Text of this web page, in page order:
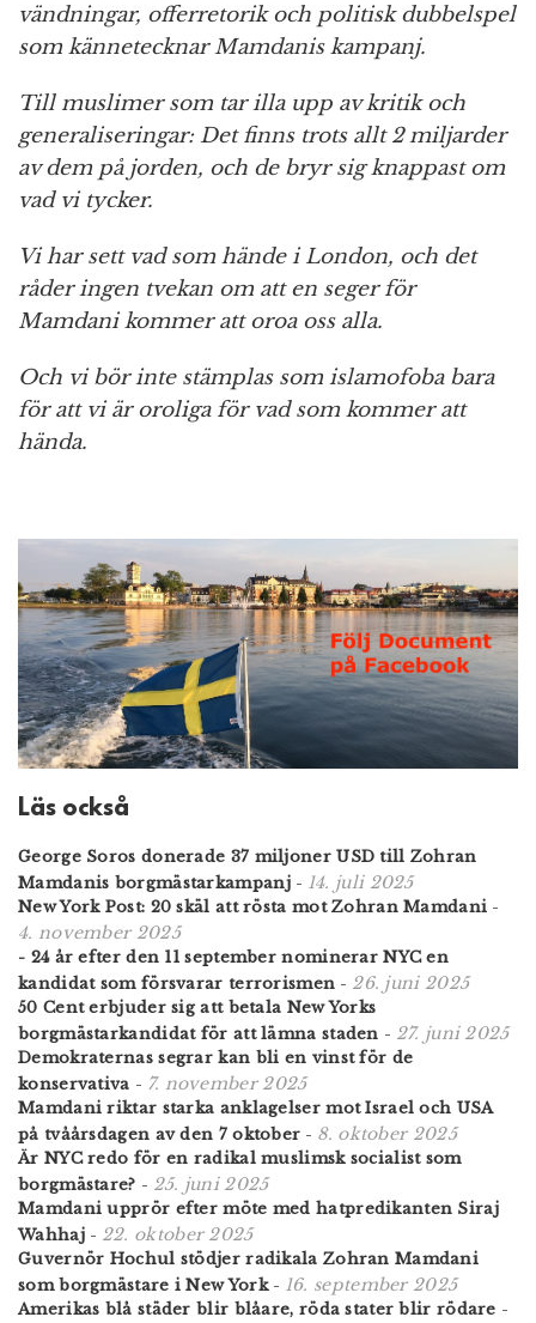
vändningar, offerretorik och politisk dubbelspel
som kännetecknar Mamdanis kampanj.
Till muslimer som tar illa upp av kritik och
generaliseringar: Det finns trots allt 2 miljarder
av dem på jorden, och de bryr sig knappast om
vad vi tycker.
Vi har sett vad som hände i London, och det
råder ingen tvekan om att en seger för
Mamdani kommer att oroa oss alla.
Och vi bör inte stämplas som islamofoba bara
för att vi är oroliga för vad som kommer att
hända.
Läs också
George Soros donerade 37 miljoner USD till Zohran
Mamdanis borgmästarkampanj- 14. juli 2025
New York Post: 20 skäl att rösta mot Zohran Mamdani -
4. november 2025
- 24 år efter den 11 september nominerar NYC en
kandidat som försvarar terrorismen - 26. juni 2025
50 Cent erbjuder sig att betala New Yorks
borgmästarkandidat för att lämna staden - 27. juni 2025
Demokraternas segrar kan bli en vinst för de
konservativa - 7. november 2025
Mamdani riktar starka anklagelser mot Israel och USA
på tvåårsdagen av den 7 oktober - 8. oktober 2025
Är NYC redo för en radikal muslimsk socialist som
borgmästare? - 25. juni 2025
Mamdani upprör efter möte med hatpredikanten Siraj
Wahhaj- 22. oktober 2025
Guvernör Hochul stödjer radikala Zohran Mamdani
som borgmästare i New York- 16. september 2025
Amerikas blå städer blir blåare, röda stater blir rödare -